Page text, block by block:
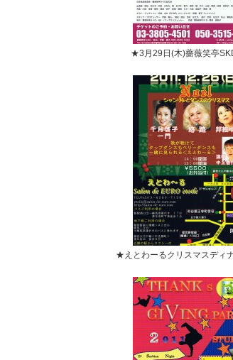
★3月29日(木)薔薇笑亭
★えとわーるクリスマスディ